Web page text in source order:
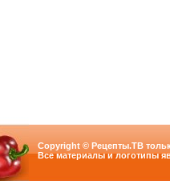
Copyright © Рецепты.ТВ
Все материалы и логотипы